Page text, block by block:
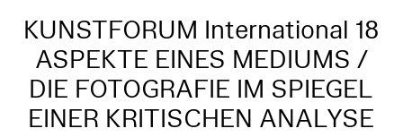
KUNSTFORUM International 18
ASPEKTE EINES MEDIUMS /
DIE FOTOGRAFIE IM SPIEGEL
EINER KRITISCHEN ANALYSE